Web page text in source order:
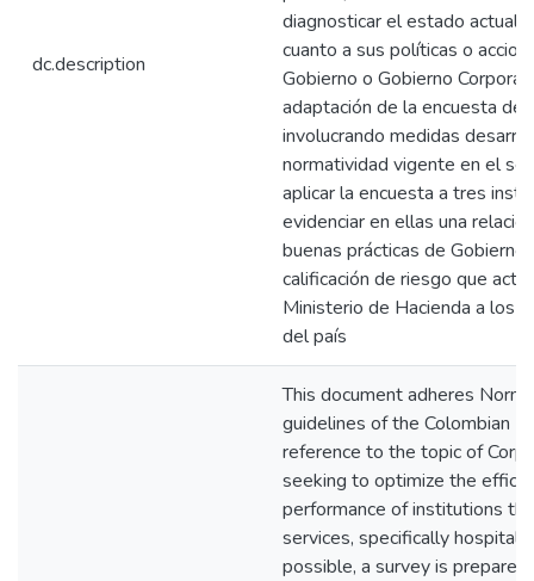
dc.description
diagnosticar el estado actual
cuanto a sus políticas o
Gobierno o Gobierno
adaptación de la encuesta de
involucrando medidas
normatividad vigente en el
aplicar la encuesta a tres
evidenciar en ellas una
buenas prácticas de Gobierno
calificación de riesgo que
Ministerio de Hacienda a los
del país
This document adheres
guidelines of the Colombian
reference to the topic of
seeking to optimize the
performance of institutions
services, specifically
possible, a survey is